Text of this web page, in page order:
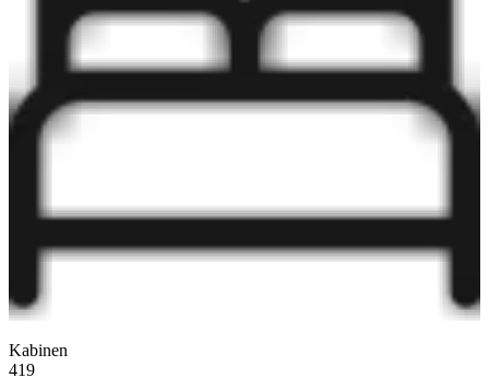
Kabinen
419